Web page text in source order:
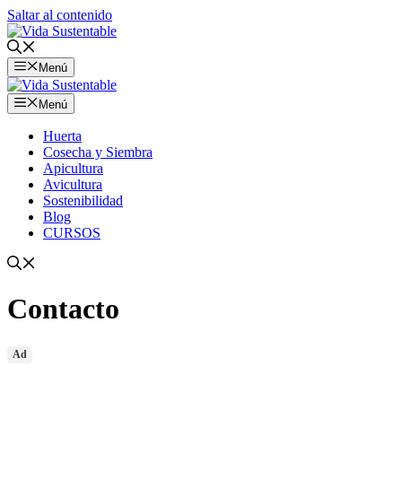
Saltar al contenido
Menú
Menú
Huerta
Cosecha y Siembra
Apicultura
Avicultura
Sostenibilidad
Blog
CURSOS
Contacto
Ad